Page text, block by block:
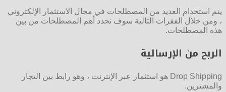
يتم استخدام العديد من المصطلحات في مجال الاستثمار الإلكتروني
، ومن خلال الفقرات التالية سوف نحدد أهم المصطلحات من بين
هذه المصطلحات.
الربح من الإرسالية
Drop Shipping هو استثمار عبر الإنترنت ، وهو رابط بين التجار
والمشترين.